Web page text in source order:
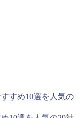
すめ10選を人気の